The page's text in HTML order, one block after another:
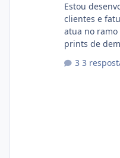
Estou
clientes e
atua no
prints de
com cerca de
3